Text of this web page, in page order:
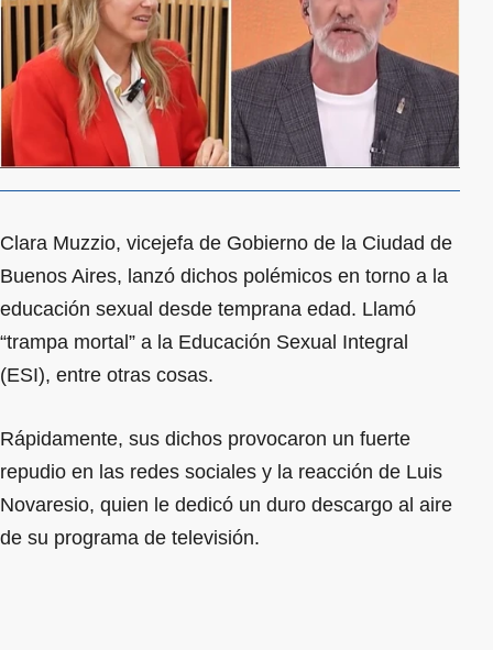
Clara Muzzio, vicejefa de Gobierno de la Ciudad de
Buenos Aires, lanzó dichos polémicos en torno a la
educación sexual desde temprana edad. Llamó
“trampa mortal” a la Educación Sexual Integral
(ESI), entre otras cosas.
Rápidamente, sus dichos provocaron un fuerte
repudio en las redes sociales y la reacción de Luis
Novaresio, quien le dedicó un duro descargo al aire
de su programa de televisión.